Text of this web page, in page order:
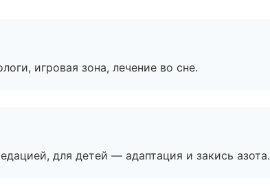
игровая зона, лечение во сне.
для детей — адаптация и закись азота.